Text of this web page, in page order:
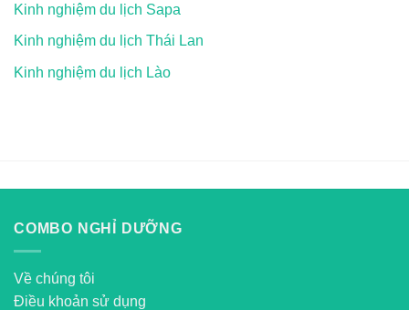
Kinh nghiệm du lịch Sapa
Kinh nghiệm du lịch Thái Lan
Kinh nghiệm du lịch Lào
COMBO NGHỈ DƯỠNG
Về chúng tôi
Điều khoản sử dụng